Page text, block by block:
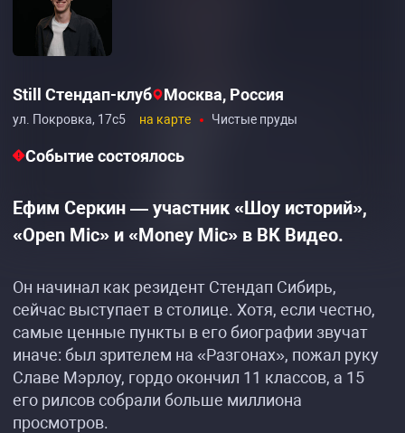
Still Стендап-клуб Москва, Россия
ул. Покровка, 17с5 на карте Чистые пруды
Событие состоялось
Ефим Серкин — участник «Шоу историй»,
«Open Mic» и «Money Mic» в ВК Видео.
Он начинал как резидент Стендап Сибирь,
сейчас выступает в столице. Хотя, если честно,
самые ценные пункты в его биографии звучат
иначе: был зрителем на «Разгонах», пожал руку
Славе Мэрлоу, гордо окончил 11 классов, а 15
его рилсов собрали больше миллиона
просмотров.